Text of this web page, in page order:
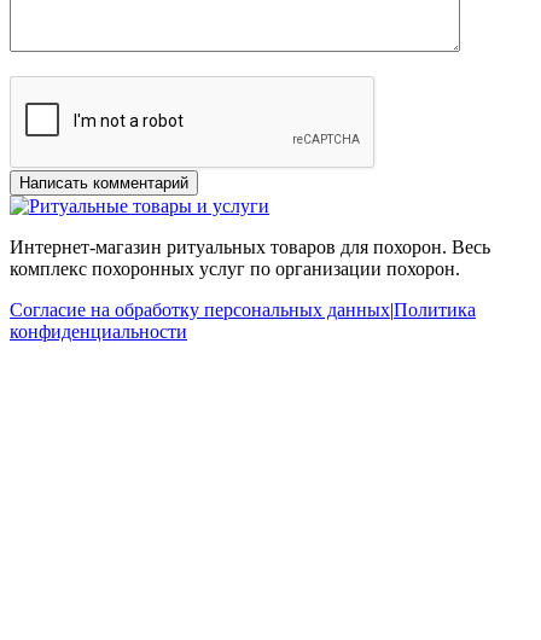
Интернет-магазин ритуальных товаров для похорон. Весь
комплекс похоронных услуг по организации похорон.
Согласие на обработку персональных данных|Политика
конфиденциальности